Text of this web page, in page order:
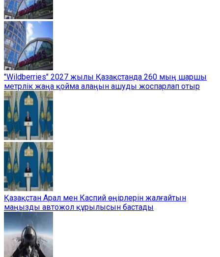
"Wildberries" 2027 жылы Қазақстанда 260 мың шаршы
метрлік жаңа қойма алаңын ашуды жоспарлап отыр
Қазақстан Арал мен Каспий өңірлерін жалғайтын
маңызды автожол құрылысын бастады